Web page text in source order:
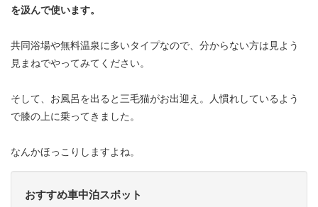
を汲んで使います。
共同浴場や無料温泉に多いタイプなので、分からない方は見よう
見まねでやってみてください。
そして、お風呂を出ると三毛猫がお出迎え。人慣れしているよう
で膝の上に乗ってきました。
なんかほっこりしますよね。
おすすめ車中泊スポット